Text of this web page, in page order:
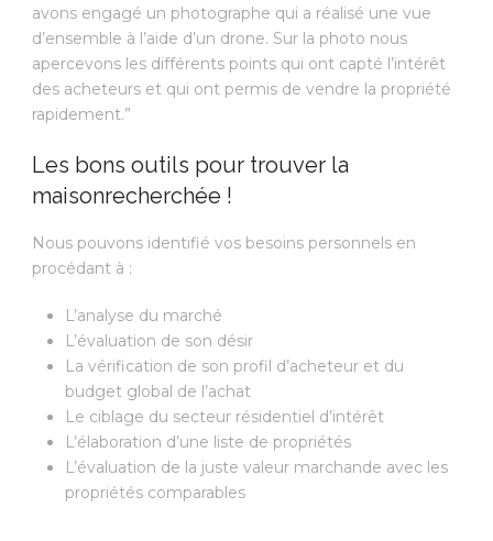
avons engagé un photographe qui a réalisé une vue
d’ensemble à l’aide d’un drone. Sur la photo nous
apercevons les différents points qui ont capté l’intérêt
des acheteurs et qui ont permis de vendre la propriété
rapidement.”
Les bons outils pour trouver la
maisonrecherchée !
Nous pouvons identifié vos besoins personnels en
procédant à :
L’analyse du marché
L’évaluation de son désir
La vérification de son profil d’acheteur et du
budget global de l’achat
Le ciblage du secteur résidentiel d’intérêt
L’élaboration d’une liste de propriétés
L’évaluation de la juste valeur marchande avec les
propriétés comparables